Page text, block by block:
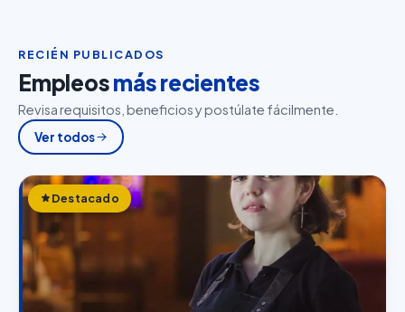
RECIÉN PUBLICADOS
Empleosmás recientes
Revisa requisitos, beneficios y postúlate fácilmente.
Ver todos
Destacado